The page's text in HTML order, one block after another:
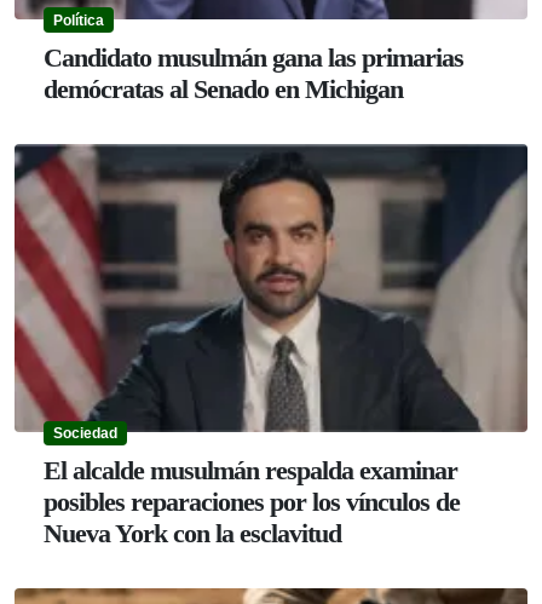
Política
Candidato musulmán gana las primarias
demócratas al Senado en Michigan
Sociedad
El alcalde musulmán respalda examinar
posibles reparaciones por los vínculos de
Nueva York con la esclavitud